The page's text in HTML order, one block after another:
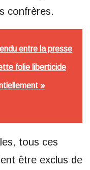
confrères.
entre la presse
folie liberticide
»
tous ces
être exclus de